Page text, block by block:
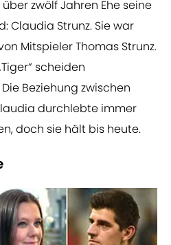
zwölf Jahren Ehe seine
Claudia Strunz. Sie war
Mitspieler Thomas Strunz.
scheiden
Beziehung zwischen
durchlebte immer
doch sie hält bis heute.